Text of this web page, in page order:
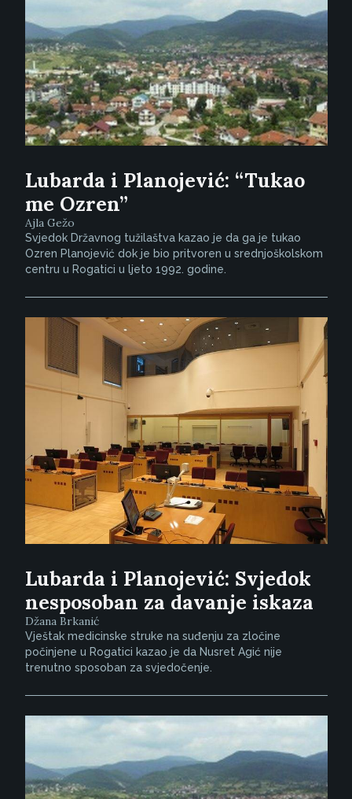
Lubarda i Planojević: “Tukao
me Ozren”
Ajla Gežo
Svjedok Državnog tužilaštva kazao je da ga je tukao
Ozren Planojević dok je bio pritvoren u srednjoškolskom
centru u Rogatici u ljeto 1992. godine.
Lubarda i Planojević: Svjedok
nesposoban za davanje iskaza
Džana Brkanić
Vještak medicinske struke na suđenju za zločine
počinjene u Rogatici kazao je da Nusret Agić nije
trenutno sposoban za svjedočenje.